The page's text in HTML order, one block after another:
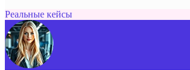
Реальные кейсы